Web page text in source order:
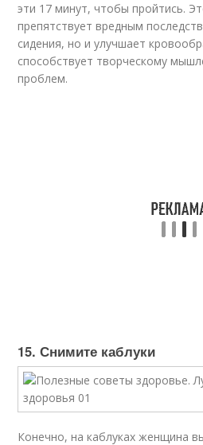
эти 17 минут, чтобы пройтись.
препятствует вредным
сидения, но и улучшает
способствует творческому
проблем.
15. Снимите каблуки
Конечно, на каблуках женщина